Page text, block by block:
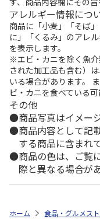
アレルギー情報につ
商品に「小麦」「そば
に」「くるみ」のアレ
を表示します。
※エビ・カニを除く魚
された加工品も含む）
いる場合があります。
ビ・カニを食べている可
その他
商品写真はイメー
商品内容として記
する商品に含まれ
商品の色は、ご覧
際と異なる場合が
ホーム 食品・グルメス